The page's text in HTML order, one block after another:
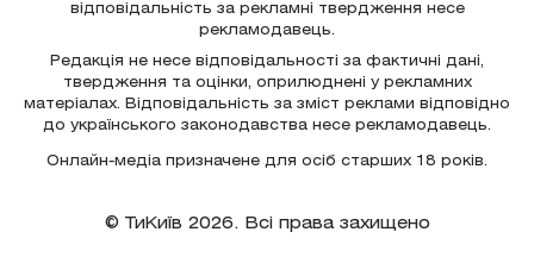
відповідальність за рекламні твердження несе
рекламодавець.
Редакція не несе відповідальності за фактичні дані,
твердження та оцінки, оприлюднені у рекламних
матеріалах. Відповідальність за зміст реклами відповідно
до українського законодавства несе рекламодавець.
Онлайн-медіа призначене для осіб старших 18 років.
© ТиКиїв 2026. Всі права захищено